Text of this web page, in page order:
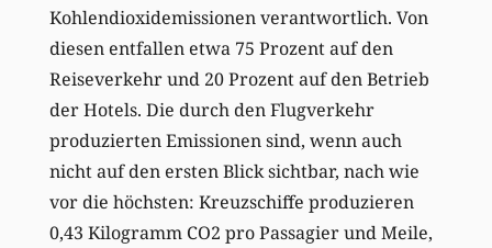
Kohlendioxidemissionen verantwortlich. Von
diesen entfallen etwa 75 Prozent auf den
Reiseverkehr und 20 Prozent auf den Betrieb
der Hotels. Die durch den Flugverkehr
produzierten Emissionen sind, wenn auch
nicht auf den ersten Blick sichtbar, nach wie
vor die höchsten: Kreuzschiffe produzieren
0,43 Kilogramm CO2 pro Passagier und Meile,